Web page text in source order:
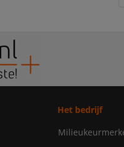
Het bedrijf